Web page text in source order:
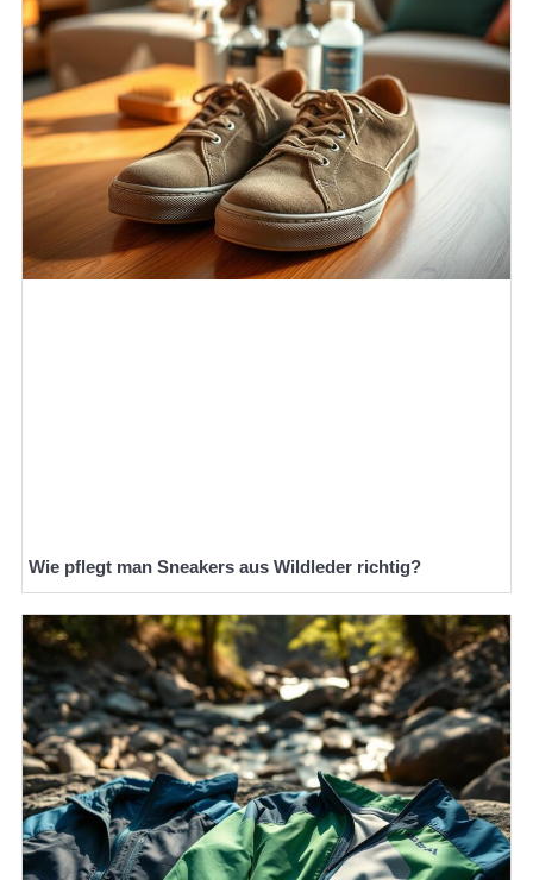
Wie pflegt man Sneakers aus Wildleder richtig?